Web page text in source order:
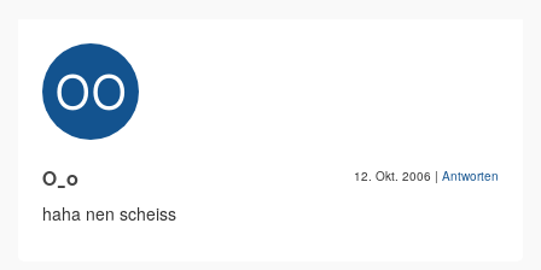
O_o 12. Okt. 2006 | Antworten
haha nen scheiss